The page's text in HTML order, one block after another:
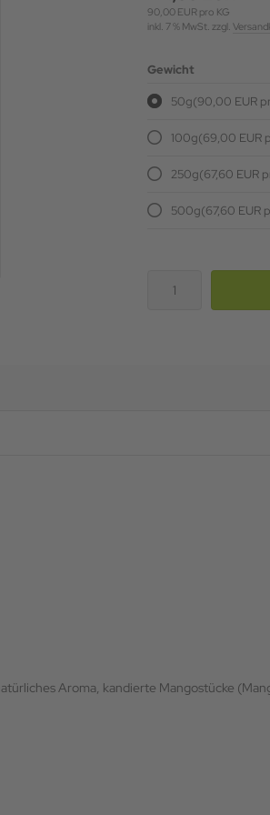
90,00 EUR pro KG
inkl. 7 % MwSt. zzgl.
Gewicht
50g(90,00 EUR
100g(69,00 EUR
250g(67,60 EUR
500g(67,60 EUR
Aroma, kandierte Mangostücke